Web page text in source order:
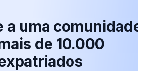
uma comunidade
de 10.000